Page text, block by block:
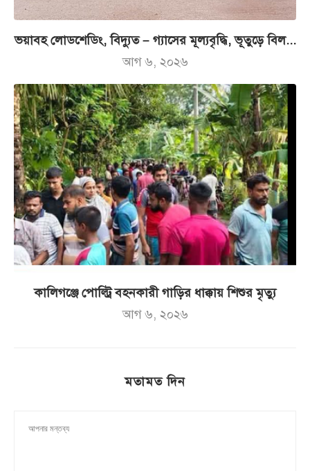
ভয়াবহ লোডশেডিং, বিদ্যুত – গ্যাসের মূল্যবৃদ্ধি, ভূতুড়ে বিল...
আগ ৬, ২০২৬
কালিগঞ্জে পোল্ট্রি বহনকারী গাড়ির ধাক্কায় শিশুর মৃত্যু
আগ ৬, ২০২৬
মতামত দিন